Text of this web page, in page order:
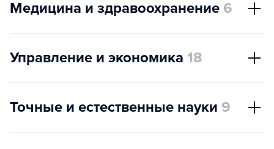
Медицина и здравоохранение 6
Управление и экономика 18
Точные и естественные науки 9